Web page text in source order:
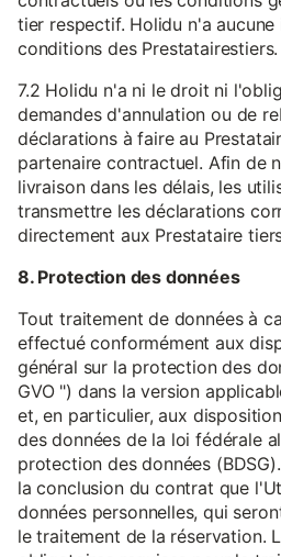
tier respectif. Holidu n'a aucune
conditions des Prestatairestiers.
7.2 Holidu n'a ni le droit ni
demandes d'annulation ou de
déclarations à faire au
partenaire contractuel. Afin de
livraison dans les délais, les
transmettre les déclarations
directement aux Prestataire
8. Protection des données
Tout traitement de données à
effectué conformément aux
général sur la protection des
GVO ") dans la version
et, en particulier, aux
des données de la loi fédérale
protection des données
la conclusion du contrat que
données personnelles, qui
le traitement de la réservation.